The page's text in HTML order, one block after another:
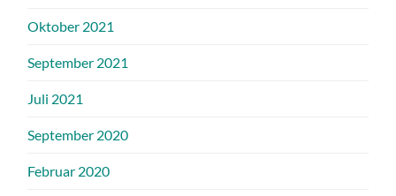
Oktober 2021
September 2021
Juli 2021
September 2020
Februar 2020